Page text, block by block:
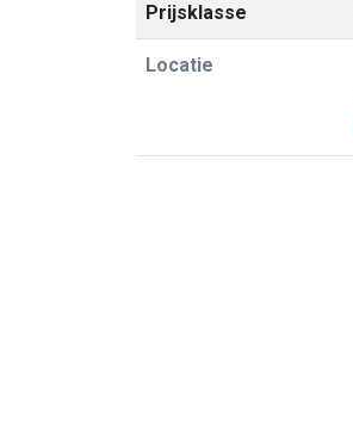
Prijsklasse
Locatie